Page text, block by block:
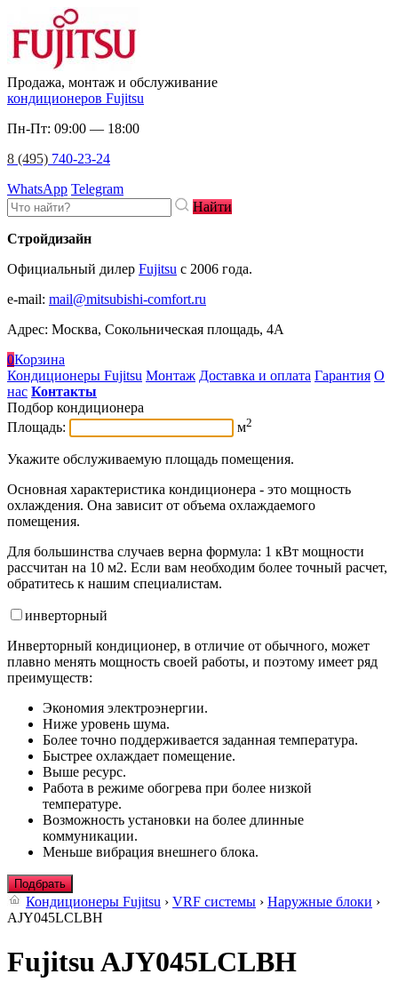
Продажа, монтаж и обслуживание
кондиционеров Fujitsu
Пн-Пт: 09:00 — 18:00
8 (495) 740-23-24
WhatsApp Telegram
Найти
Стройдизайн
Официальный дилер Fujitsu c 2006 года.
e-mail: mail@mitsubishi-comfort.ru
Адрес: Москва, Сокольническая площадь, 4А
0Корзина
Кондиционеры Fujitsu Монтаж Доставка и оплата Гарантия О
нас Контакты
Подбор кондиционера
Площадь:
м2
Укажите обслуживаемую площадь помещения.
Основная характеристика кондиционера - это мощность
охлаждения. Она зависит от объема охлаждаемого
помещения.
Для большинства случаев верна формула: 1 кВт мощности
рассчитан на 10 м2. Если вам необходим более точный расчет,
обратитесь к нашим специалистам.
инверторный
Инверторный кондиционер, в отличие от обычного, может
плавно менять мощность своей работы, и поэтому имеет ряд
преимуществ:
Экономия электроэнергии.
Ниже уровень шума.
Более точно поддерживается заданная температура.
Быстрее охлаждает помещение.
Выше ресурс.
Работа в режиме обогрева при более низкой
температуре.
Возможность установки на более длинные
коммуникации.
Меньше вибрация внешнего блока.
Подбрать
Кондиционеры Fujitsu › VRF системы › Наружные блоки ›
AJY045LCLBH
Fujitsu AJY045LCLBH